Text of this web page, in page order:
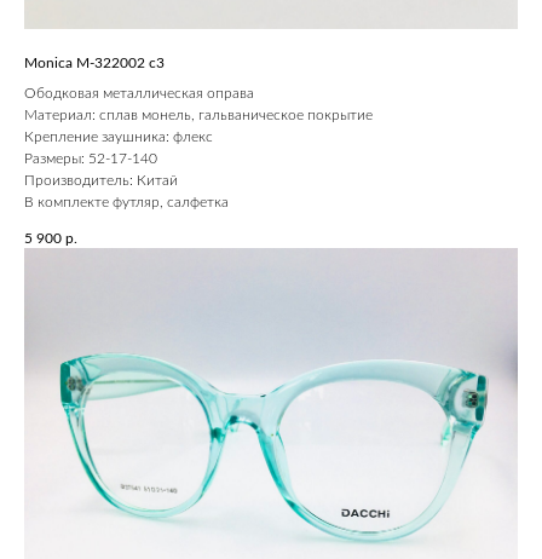
Monica M-322002 с3
Ободковая металлическая оправа
Материал: сплав монель, гальваническое покрытие
Крепление заушника: флекс
Размеры: 52-17-140
Производитель: Китай
В комплекте футляр, салфетка
5 900 р.